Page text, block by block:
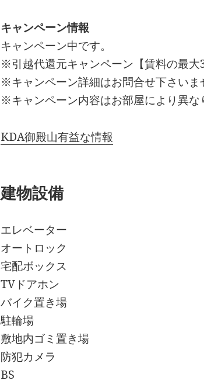
キャンペーン情報
キャンペーン中です。
※引越代還元キャンペーン【賃料の最大
※キャンペーン詳細はお問合せ下さいま
※キャンペーン内容はお部屋により異な
KDA御殿山有益な情報
建物設備
エレベーター
オートロック
宅配ボックス
TVドアホン
バイク置き場
駐輪場
敷地内ゴミ置き場
防犯カメラ
BS